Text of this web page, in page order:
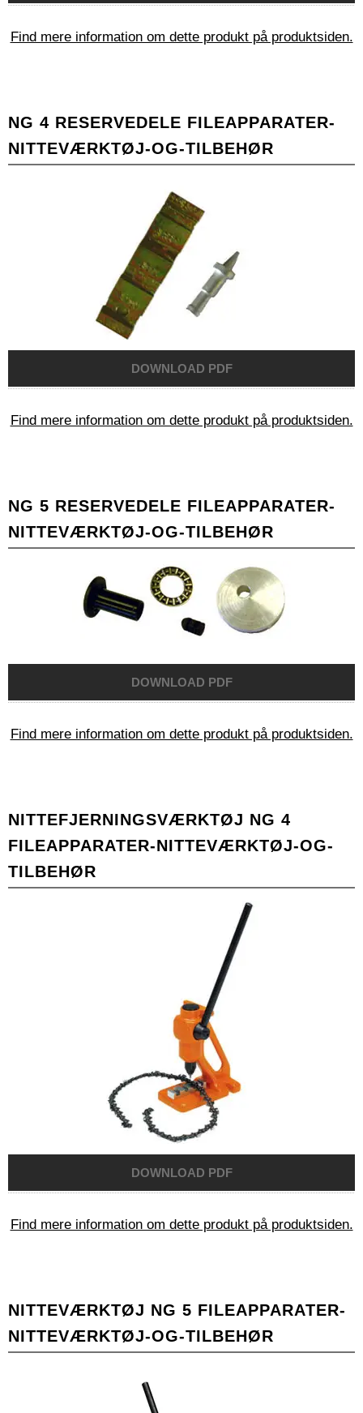
Find mere information om dette produkt på produktsiden.
NG 4 RESERVEDELE FILEAPPARATER-
NITTEVÆRKTØJ-OG-TILBEHØR
Find mere information om dette produkt på produktsiden.
NG 5 RESERVEDELE FILEAPPARATER-
NITTEVÆRKTØJ-OG-TILBEHØR
Find mere information om dette produkt på produktsiden.
NITTEFJERNINGSVÆRKTØJ NG 4
FILEAPPARATER-NITTEVÆRKTØJ-OG-
TILBEHØR
Find mere information om dette produkt på produktsiden.
NITTEVÆRKTØJ NG 5 FILEAPPARATER-
NITTEVÆRKTØJ-OG-TILBEHØR